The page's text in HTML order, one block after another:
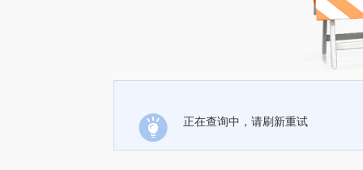
正在查询中，请刷新重试